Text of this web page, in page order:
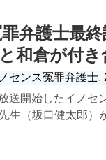
弁護士最
和倉が付き
センス冤罪弁護士,
送開始したイノセ
生（坂口健太郎）